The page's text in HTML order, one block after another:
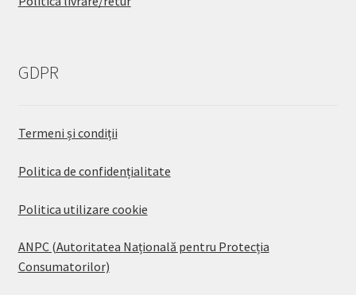
GDPR
Termeni și condiții
Politica de confidențialitate
Politica utilizare cookie
ANPC (Autoritatea Națională pentru Protecția
Consumatorilor)